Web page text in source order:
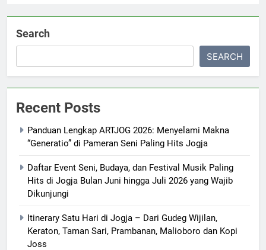
Search
SEARCH
Recent Posts
Panduan Lengkap ARTJOG 2026: Menyelami Makna
“Generatio” di Pameran Seni Paling Hits Jogja
Daftar Event Seni, Budaya, dan Festival Musik Paling
Hits di Jogja Bulan Juni hingga Juli 2026 yang Wajib
Dikunjungi
Itinerary Satu Hari di Jogja – Dari Gudeg Wijilan,
Keraton, Taman Sari, Prambanan, Malioboro dan Kopi
Joss